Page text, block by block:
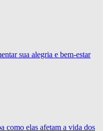
sua alegria e bem-estar
como elas afetam a vida dos